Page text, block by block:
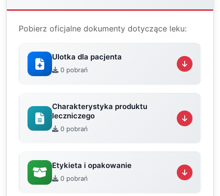
Pobierz oficjalne dokumenty dotyczące leku:
Ulotka dla pacjenta
0 pobrań
Charakterystyka produktu
leczniczego
0 pobrań
Etykieta i opakowanie
0 pobrań